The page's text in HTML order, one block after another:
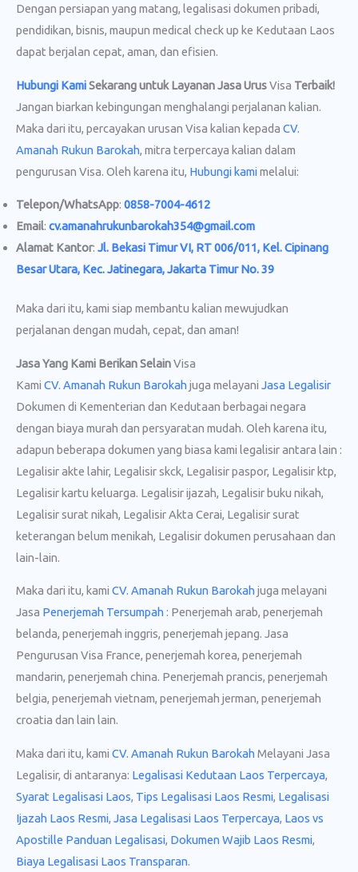
Dengan persiapan yang matang, legalisasi dokumen pribadi,
pendidikan, bisnis, maupun medical check up ke Kedutaan Laos
dapat berjalan cepat, aman, dan efisien.
Hubungi KamiSekarang untuk Layanan Jasa UrusVisa Terbaik!
Jangan biarkan kebingungan menghalangi perjalanan kalian.
Maka dari itu, percayakan urusan Visa kalian kepada CV.
Amanah Rukun Barokah, mitra terpercaya kalian dalam
pengurusan Visa. Oleh karena itu, Hubungi kamimelalui:
Telepon/WhatsApp: 0858-7004-4612
Email: cv.amanahrukunbarokah354@gmail.com
Alamat Kantor: Jl. Bekasi Timur VI, RT 006/011, Kel. Cipinang
Besar Utara, Kec. Jatinegara, Jakarta Timur No. 39
Maka dari itu, kami siap membantu kalian mewujudkan
perjalanan dengan mudah, cepat, dan aman!
Jasa Yang Kami Berikan SelainVisa
Kami CV. Amanah Rukun Barokah juga melayani Jasa Legalisir
Dokumen di Kementerian dan Kedutaan berbagai negara
dengan biaya murah dan persyaratan mudah. Oleh karena itu,
adapun beberapa dokumen yang biasa kami legalisir antara lain :
Legalisir akte lahir, Legalisir skck, Legalisir paspor, Legalisir ktp,
Legalisir kartu keluarga. Legalisir ijazah, Legalisir buku nikah,
Legalisir surat nikah, Legalisir Akta Cerai, Legalisir surat
keterangan belum menikah, Legalisir dokumen perusahaan dan
lain-lain.
Maka dari itu, kami CV. Amanah Rukun Barokah juga melayani
Jasa Penerjemah Tersumpah : Penerjemah arab, penerjemah
belanda, penerjemah inggris, penerjemah jepang. Jasa
Pengurusan Visa France, penerjemah korea, penerjemah
mandarin, penerjemah china. Penerjemah prancis, penerjemah
belgia, penerjemah vietnam, penerjemah jerman, penerjemah
croatia dan lain lain.
Maka dari itu, kami CV. Amanah Rukun Barokah Melayani Jasa
Legalisir, di antaranya: Legalisasi Kedutaan Laos Terpercaya,
Syarat Legalisasi Laos, Tips Legalisasi Laos Resmi, Legalisasi
Ijazah Laos Resmi, Jasa Legalisasi Laos Terpercaya, Laos vs
Apostille Panduan Legalisasi, Dokumen Wajib Laos Resmi,
Biaya Legalisasi Laos Transparan.